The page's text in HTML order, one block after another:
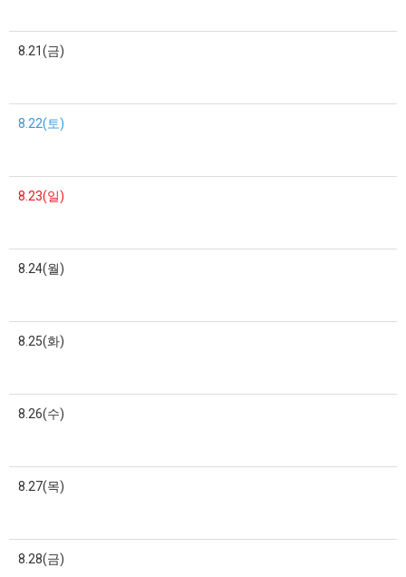
8.21(금)
8.22(토)
8.23(일)
8.24(월)
8.25(화)
8.26(수)
8.27(목)
8.28(금)